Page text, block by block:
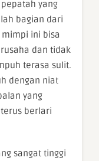
yang
bagian dari
ini bisa
dan tidak
terasa sulit.
dengan niat
yang
berlari
sangat tinggi